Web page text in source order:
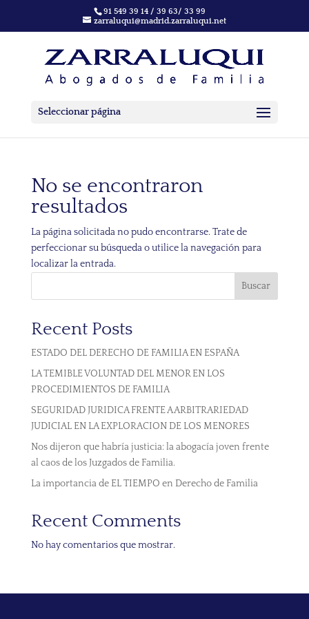
91 549 39 14 / 39 63/ 33 99
zarraluqui@madrid.zarraluqui.net
Seleccionar página
No se encontraron
resultados
La página solicitada no pudo encontrarse. Trate de
perfeccionar su búsqueda o utilice la navegación para
localizar la entrada.
Buscar
Recent Posts
ESTADO DEL DERECHO DE FAMILIA EN ESPAÑA
LA TEMIBLE VOLUNTAD DEL MENOR EN LOS
PROCEDIMIENTOS DE FAMILIA
SEGURIDAD JURIDICA FRENTE A ARBITRARIEDAD
JUDICIAL EN LA EXPLORACION DE LOS MENORES
Nos dijeron que habría justicia: la abogacía joven frente
al caos de los Juzgados de Familia.
La importancia de EL TIEMPO en Derecho de Familia
Recent Comments
No hay comentarios que mostrar.